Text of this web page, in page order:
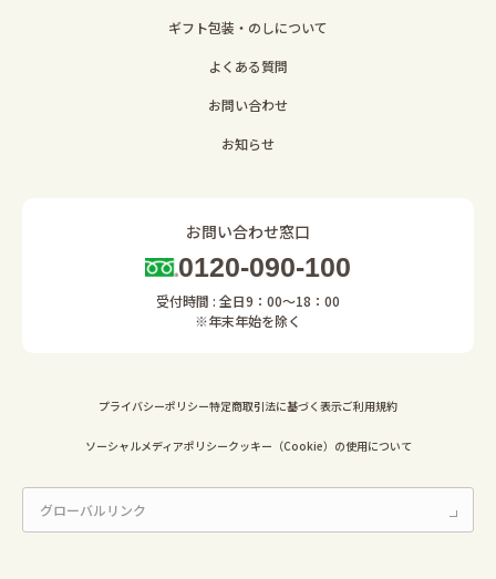
ギフト包装・のしについて
よくある質問
お問い合わせ
お知らせ
お問い合わせ窓口
0120-090-100
受付時間 : 全日9：00～18：00
※年末年始を除く
プライバシーポリシー特定商取引法に基づく表示ご利用規約
ソーシャルメディアポリシークッキー（Cookie）の使用について